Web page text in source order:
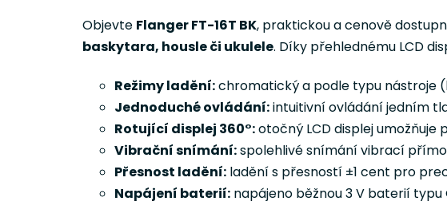
Objevte Flanger FT-16T BK, praktickou a cenově
baskytara, housle či ukulele. Díky přehlednému LCD
Režimy ladění:chromatický a podle typu nástroje
Jednoduché ovládání:intuitivní ovládání jedním
Rotující displej 360°:otočný LCD displej
Vibrační snímání:spolehlivé snímání vibrací
Přesnost ladění: ladění s přesností ±1 cent pro
Napájení baterií: napájeno běžnou 3 V baterií